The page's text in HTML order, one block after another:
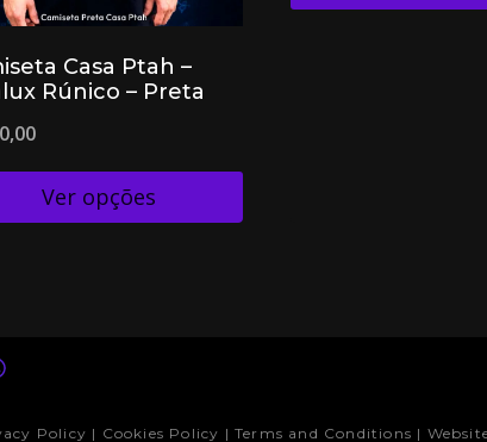
Casa Ptah –
Rúnico – Preta
Ver opções
Policy | Cookies Policy | Terms and Conditions |